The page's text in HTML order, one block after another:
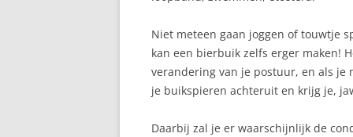
Niet meteen gaan joggen of touwtje
kan een bierbuik zelfs erger maken!
verandering van je postuur, en als
je buikspieren achteruit en krijg je,
Daarbij zal je er waarschijnlijk de